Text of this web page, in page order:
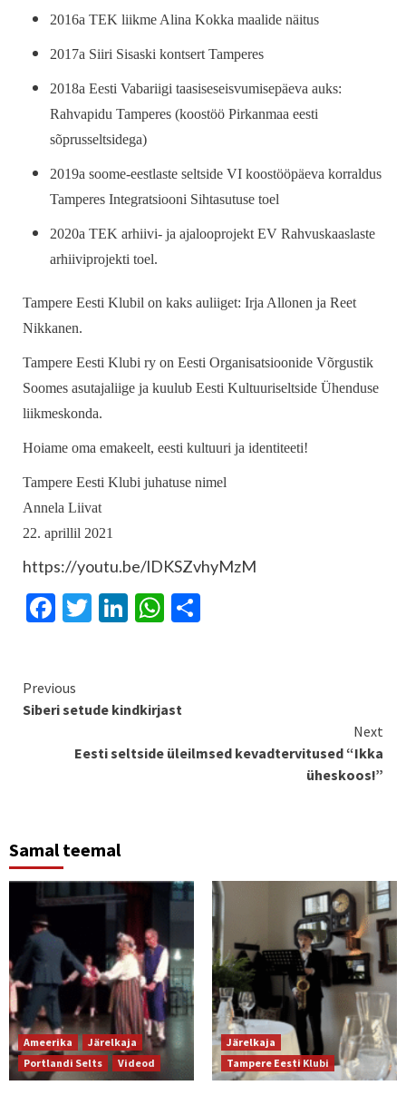
2016a TEK liikme Alina Kokka maalide näitus
2017a Siiri Sisaski kontsert Tamperes
2018a Eesti Vabariigi taasiseseisvumisepäeva auks:
Rahvapidu Tamperes (koostöö Pirkanmaa eesti
sõprusseltsidega)
2019a soome-eestlaste seltside VI koostööpäeva korraldus
Tamperes Integratsiooni Sihtasutuse toel
2020a TEK arhiivi- ja ajalooprojekt EV Rahvuskaaslaste
arhiiviprojekti toel.
Tampere Eesti Klubil on kaks auliiget: Irja Allonen ja Reet
Nikkanen.
Tampere Eesti Klubi ry on Eesti Organisatsioonide Võrgustik
Soomes asutajaliige ja kuulub Eesti Kultuuriseltside Ühenduse
liikmeskonda.
Hoiame oma emakeelt, eesti kultuuri ja identiteeti!
Tampere Eesti Klubi juhatuse nimel
Annela Liivat
22. aprillil 2021
https://youtu.be/lDKSZvhyMzM
Facebook
Twitter
LinkedIn
WhatsApp
Continue
Reading
Previous
Siberi setude kindkirjast
Next
Eesti seltside üleilmsed kevadtervitused “Ikka
üheskoos!”
Samal teemal
Ameerika
Järelkaja
Portlandi Selts
Videod
Järelkaja
Tampere Eesti Klubi